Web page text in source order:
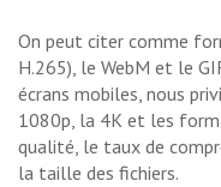
On peut citer comme
H.265), le WebM et le
écrans mobiles, nous
1080p, la 4K et les
qualité, le taux de
la taille des fichiers.